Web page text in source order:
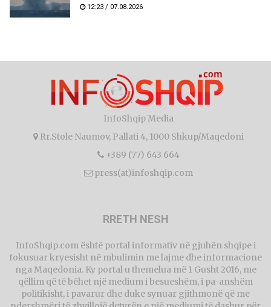
12:23 / 07.08.2026
InfoShqip Media
Rr.Stole Naumov, Pallati 4, 1000 Shkup/Maqedoni
+389 (77) 643 664
press(at)infoshqip.com
RRETH NESH
InfoShqip.com është portal informativ në gjuhën shqipe i
fokusuar kryesisht në mbulimin me lajme dhe informacione
nga Maqedonia. Ky portal u themelua më 1 Gusht 2016, me
qëllim që të bëhet një medium i besueshëm, i pa-anshëm
politikisht, i pavarur dhe duke synuar gjithmonë që me